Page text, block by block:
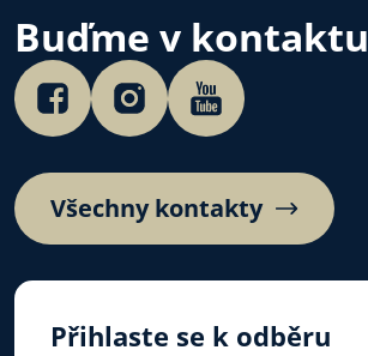
Buďme v kontaktu
Všechny kontakty
Přihlaste se k odběru